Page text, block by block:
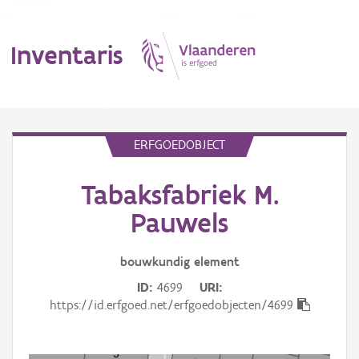
Inventaris
ERFGOEDOBJECT
Tabaksfabriek M.
Pauwels
bouwkundig element
ID 4699
URI
https://id.erfgoed.net/erfgoedobjecten/4699